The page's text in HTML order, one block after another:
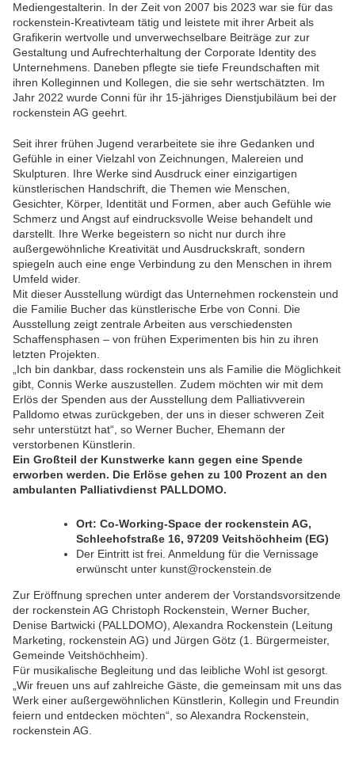
Mediengestalterin. In der Zeit von 2007 bis 2023 war sie für das
rockenstein-Kreativteam tätig und leistete mit ihrer Arbeit als
Grafikerin wertvolle und unverwechselbare Beiträge zur zur
Gestaltung und Aufrechterhaltung der Corporate Identity des
Unternehmens. Daneben pflegte sie tiefe Freundschaften mit
ihren Kolleginnen und Kollegen, die sie sehr wertschätzten. Im
Jahr 2022 wurde Conni für ihr 15-jähriges Dienstjubiläum bei der
rockenstein AG geehrt.
Seit ihrer frühen Jugend verarbeitete sie ihre Gedanken und
Gefühle in einer Vielzahl von Zeichnungen, Malereien und
Skulpturen. Ihre Werke sind Ausdruck einer einzigartigen
künstlerischen Handschrift, die Themen wie Menschen,
Gesichter, Körper, Identität und Formen, aber auch Gefühle wie
Schmerz und Angst auf eindrucksvolle Weise behandelt und
darstellt. Ihre Werke begeistern so nicht nur durch ihre
außergewöhnliche Kreativität und Ausdruckskraft, sondern
spiegeln auch eine enge Verbindung zu den Menschen in ihrem
Umfeld wider.
Mit dieser Ausstellung würdigt das Unternehmen rockenstein und
die Familie Bucher das künstlerische Erbe von Conni. Die
Ausstellung zeigt zentrale Arbeiten aus verschiedensten
Schaffensphasen – von frühen Experimenten bis hin zu ihren
letzten Projekten.
„Ich bin dankbar, dass rockenstein uns als Familie die Möglichkeit
gibt, Connis Werke auszustellen. Zudem möchten wir mit dem
Erlös der Spenden aus der Ausstellung dem Palliativverein
Palldomo etwas zurückgeben, der uns in dieser schweren Zeit
sehr unterstützt hat“, so Werner Bucher, Ehemann der
verstorbenen Künstlerin.
Ein Großteil der Kunstwerke kann gegen eine Spende
erworben werden. Die Erlöse gehen zu 100 Prozent an den
ambulanten Palliativdienst PALLDOMO.
Ort: Co-Working-Space der rockenstein AG,
Schleehofstraße 16, 97209 Veitshöchheim (EG)
Der Eintritt ist frei. Anmeldung für die Vernissage
erwünscht unter kunst@rockenstein.de
Zur Eröffnung sprechen unter anderem der Vorstandsvorsitzende
der rockenstein AG Christoph Rockenstein, Werner Bucher,
Denise Bartwicki (PALLDOMO), Alexandra Rockenstein (Leitung
Marketing, rockenstein AG) und Jürgen Götz (1. Bürgermeister,
Gemeinde Veitshöchheim).
Für musikalische Begleitung und das leibliche Wohl ist gesorgt.
„Wir freuen uns auf zahlreiche Gäste, die gemeinsam mit uns das
Werk einer außergewöhnlichen Künstlerin, Kollegin und Freundin
feiern und entdecken möchten“, so Alexandra Rockenstein,
rockenstein AG.